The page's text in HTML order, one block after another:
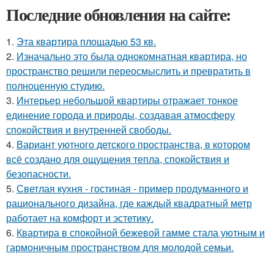
Последние обновления на сайте:
1. Эта квартира площадью 53 кв.
2. Изначально это была однокомнатная квартира, но
пространство решили переосмыслить и превратить в
полноценную студию.
3. Интерьер небольшой квартиры отражает тонкое
единение города и природы, создавая атмосферу
спокойствия и внутренней свободы.
4. Вариант уютного детского пространства, в котором
всё создано для ощущения тепла, спокойствия и
безопасности.
5. Светлая кухня - гостиная - пример продуманного и
рационального дизайна, где каждый квадратный метр
работает на комфорт и эстетику.
6. Квартира в спокойной бежевой гамме стала уютным и
гармоничным пространством для молодой семьи.